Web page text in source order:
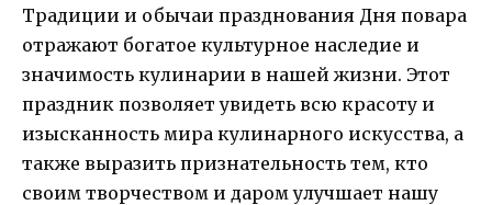
Традиции и обычаи празднования Дня повара
отражают богатое культурное наследие и
значимость кулинарии в нашей жизни. Этот
праздник позволяет увидеть всю красоту и
изысканность мира кулинарного искусства, а
также выразить признательность тем, кто
своим творчеством и даром улучшает нашу